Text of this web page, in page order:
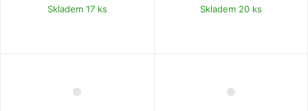
součástí balení kabely pro připojení
chladničky k zásuvce zapalovače
Skladem 17 ks Skladem 20 ks